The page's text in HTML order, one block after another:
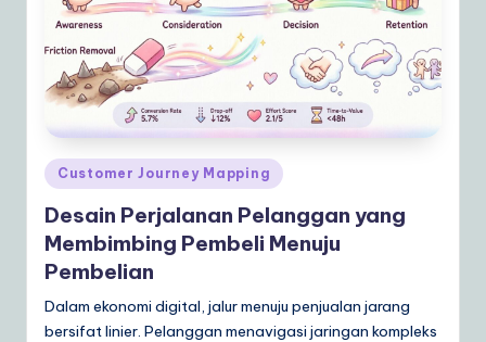
Posted
Customer Journey Mapping
Desain Perjalanan Pelanggan yang
Membimbing Pembeli Menuju
Pembelian
Dalam ekonomi digital, jalur menuju penjualan jarang
bersifat linier. Pelanggan menavigasi jaringan kompleks